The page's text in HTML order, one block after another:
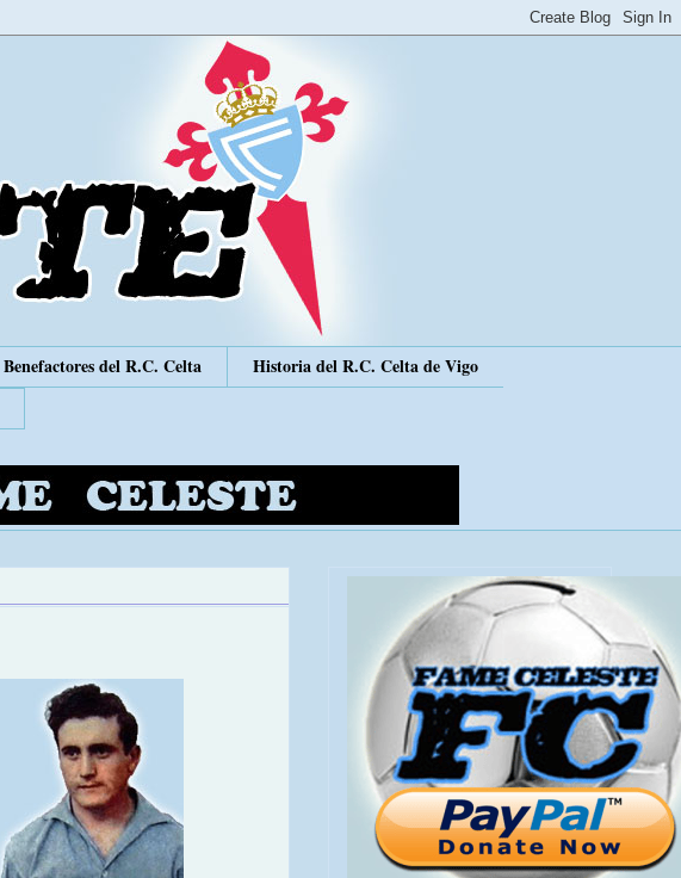
Benefactores del R.C. Celta
Historia del R.C. Celta de Vigo